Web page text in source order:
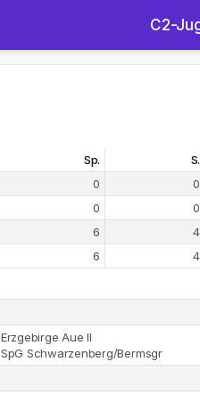
C2-
Sp. S.
0 0
0 0
6 4
6 4
Erzgebirge Aue II
SpG Schwarzenberg/Bermsgr